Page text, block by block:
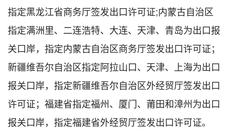
指定黑龙江省商务厅签发出口许可证;内蒙古自治区
指定满洲里、二连浩特、大连、天津、青岛为出口报
关口岸，指定内蒙古自治区商务厅签发出口许可证；
新疆维吾尔自治区指定阿拉山口、天津、上海为出口
报关口岸，指定新疆维吾尔自治区外经贸厅签发出口
许可证；福建省指定福州、厦门、莆田和漳州为出口
报关口岸，指定福建省外经贸厅签发出口许可证。